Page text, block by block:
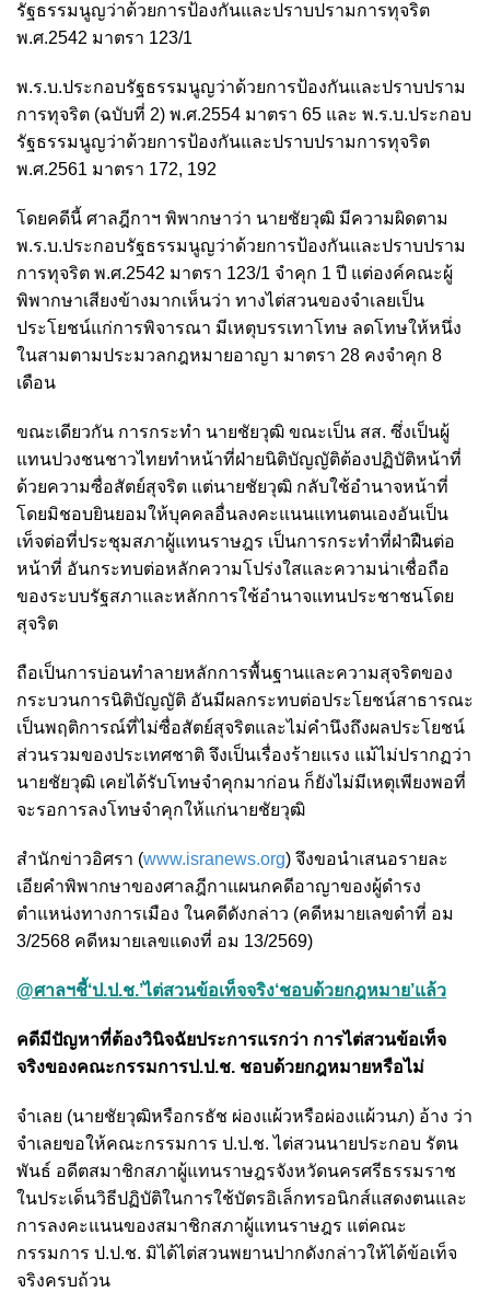
รัฐธรรมนูญว่าด้วยการป้องกันและปราบปรามการทุจริต
พ.ศ.2542 มาตรา 123/1
พ.ร.บ.ประกอบรัฐธรรมนูญว่าด้วยการป้องกันและปราบปราม
การทุจริต (ฉบับที่ 2) พ.ศ.2554 มาตรา 65 และ พ.ร.บ.ประกอบ
รัฐธรรมนูญว่าด้วยการป้องกันและปราบปรามการทุจริต
พ.ศ.2561 มาตรา 172, 192
โดยคดีนี้ ศาลฎีกาฯ พิพากษาว่า นายชัยวุฒิ มีความผิดตาม
พ.ร.บ.ประกอบรัฐธรรมนูญว่าด้วยการป้องกันและปราบปราม
การทุจริต พ.ศ.2542 มาตรา 123/1 จำคุก 1 ปี แต่องค์คณะผู้
พิพากษาเสียงข้างมากเห็นว่า ทางไต่สวนของจำเลยเป็น
ประโยชน์แก่การพิจารณา มีเหตุบรรเทาโทษ ลดโทษให้หนึ่ง
ในสามตามประมวลกฎหมายอาญา มาตรา 28 คงจำคุก 8
เดือน
ขณะเดียวกัน การกระทำ นายชัยวุฒิ ขณะเป็น สส. ซึ่งเป็นผู้
แทนปวงชนชาวไทยทำหน้าที่ฝ่ายนิติบัญญัติต้องปฏิบัติหน้าที่
ด้วยความซื่อสัตย์สุจริต แต่นายชัยวุฒิ กลับใช้อำนาจหน้าที่
โดยมิชอบยินยอมให้บุคคลอื่นลงคะแนนแทนตนเองอันเป็น
เท็จต่อที่ประชุมสภาผู้แทนราษฎร เป็นการกระทำที่ฝ่าฝืนต่อ
หน้าที่ อันกระทบต่อหลักความโปร่งใสและความน่าเชื่อถือ
ของระบบรัฐสภาและหลักการใช้อำนาจแทนประชาชนโดย
สุจริต
ถือเป็นการบ่อนทำลายหลักการพื้นฐานและความสุจริตของ
กระบวนการนิติบัญญัติ อันมีผลกระทบต่อประโยชน์สาธารณะ
เป็นพฤติการณ์ที่ไม่ซื่อสัตย์สุจริตและไม่คำนึงถึงผลประโยชน์
ส่วนรวมของประเทศชาติ จึงเป็นเรื่องร้ายแรง แม้ไม่ปรากฏว่า
นายชัยวุฒิ เคยได้รับโทษจำคุกมาก่อน ก็ยังไม่มีเหตุเพียงพอที่
จะรอการลงโทษจำคุกให้แก่นายชัยวุฒิ
สำนักข่าวอิศรา (www.isranews.org) จึงขอนำเสนอรายละ
เอียคำพิพากษาของศาลฎีกาแผนกคดีอาญาของผู้ดำรง
ตำแหน่งทางการเมือง ในคดีดังกล่าว (คดีหมายเลขดำที่ อม
3/2568 คดีหมายเลขแดงที่ อม 13/2569)
@ศาลฯชี้‘ป.ป.ช.’ไต่สวนข้อเท็จจริง‘ชอบด้วยกฎหมาย’แล้ว
คดีมีปัญหาที่ต้องวินิจฉัยประการแรกว่า การไต่สวนข้อเท็จ
จริงของคณะกรรมการป.ป.ช. ชอบด้วยกฎหมายหรือไม่
จำเลย (นายชัยวุฒิหรือกรธัช ผ่องแผ้วหรือผ่องแผ้วนภ) อ้าง ว่า
จำเลยขอให้คณะกรรมการ ป.ป.ช. ไต่สวนนายประกอบ รัตน
พันธ์ อดีตสมาชิกสภาผู้แทนราษฎรจังหวัดนครศรีธรรมราช
ในประเด็นวิธีปฏิบัติในการใช้บัตรอิเล็กทรอนิกส์แสดงตนและ
การลงคะแนนของสมาชิกสภาผู้แทนราษฎร แต่คณะ
กรรมการ ป.ป.ช. มิได้ไต่สวนพยานปากดังกล่าวให้ได้ข้อเท็จ
จริงครบถ้วน